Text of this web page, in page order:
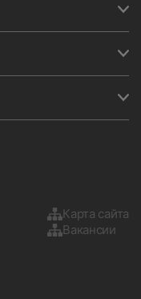
Карта сайта
Вакансии